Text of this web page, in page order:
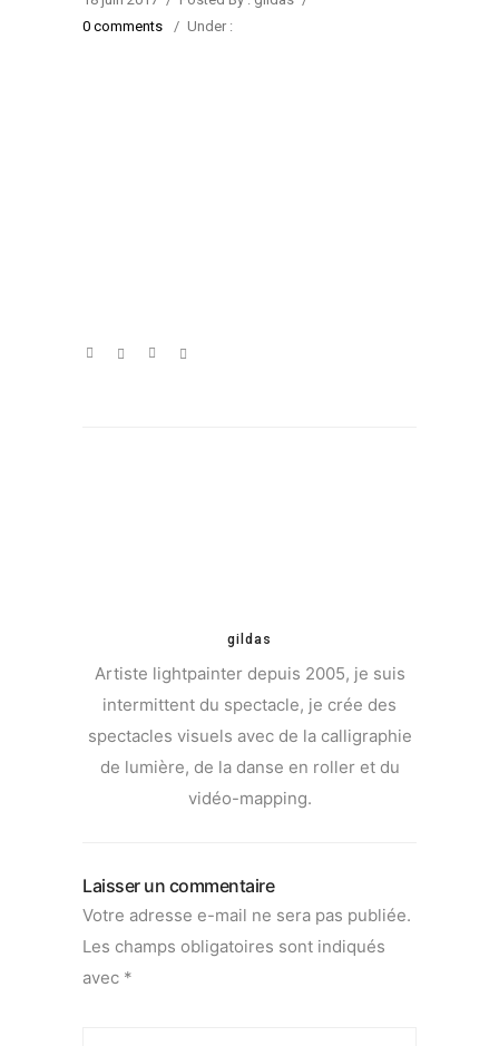
0 comments
/ Under :
gildas
Artiste lightpainter depuis 2005, je suis
intermittent du spectacle, je crée des
spectacles visuels avec de la calligraphie
de lumière, de la danse en roller et du
vidéo-mapping.
Laisser un commentaire
Votre adresse e-mail ne sera pas publiée.
Les champs obligatoires sont indiqués
avec *